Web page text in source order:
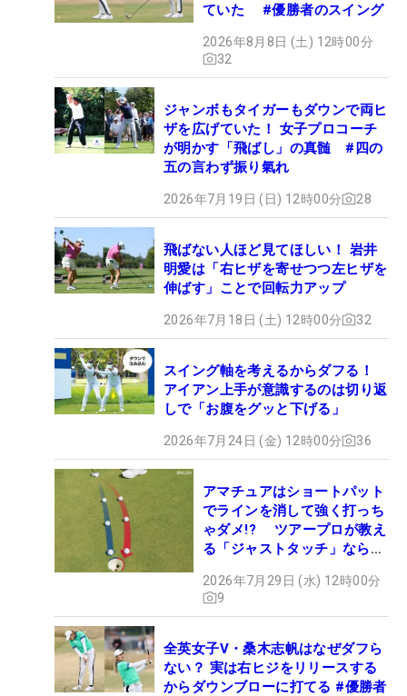
ていた #優勝者のスイング
2026年8月8日 (土) 12時00分
32
ジャンボもタイガーもダウンで両ヒ
ザを広げていた！ 女子プロコーチ
が明かす「飛ばし」の真髄 #四の
五の言わず振り氣れ
2026年7月19日 (日) 12時00分 28
飛ばない人ほど見てほしい！ 岩井
明愛は「右ヒザを寄せつつ左ヒザを
伸ばす」ことで回転力アップ
2026年7月18日 (土) 12時00分 32
スイング軸を考えるからダフる！
アイアン上手が意識するのは切り返
しで「お腹をグッと下げる」
2026年7月24日 (金) 12時00分 36
アマチュアはショートパット
でラインを消して強く打っち
ゃダメ!? ツアープロが教え
る「ジャストタッチ」なら3
2026年7月29日 (水) 12時00分
9
全英女子V・桑木志帆はなぜダフら
ない？ 実は右ヒジをリリースする
からダウンブローに打てる #優勝者